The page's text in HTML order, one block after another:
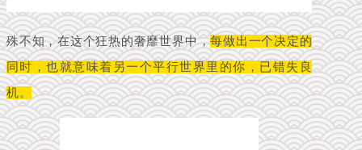
殊不知，在这个狂热的奢靡世界中，每做出一个决定的
同时，也就意味着另一个平行世界里的你，已错失良
机。